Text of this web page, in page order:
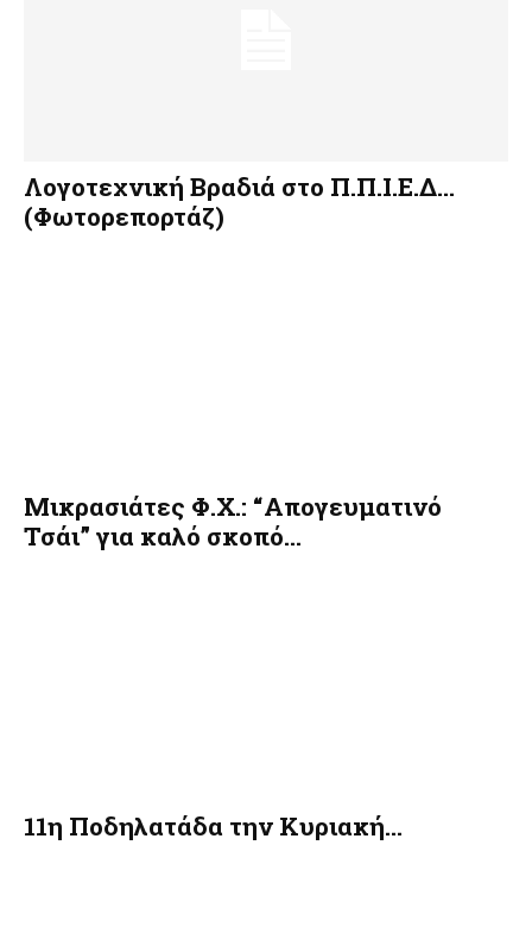
Λογοτεχνική Βραδιά στο Π.Π.Ι.Ε.Δ…
(Φωτορεπορτάζ)
Μικρασιάτες Φ.Χ.: “Απογευματινό
Τσάι” για καλό σκοπό…
11η Ποδηλατάδα την Κυριακή…